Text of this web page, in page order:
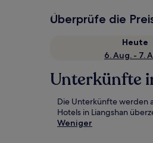
Überprüfe die
Heute
6. Aug. - 7.
Unterkünfte
Die Unterkünfte werden
Hotels in Liangshan
Weniger